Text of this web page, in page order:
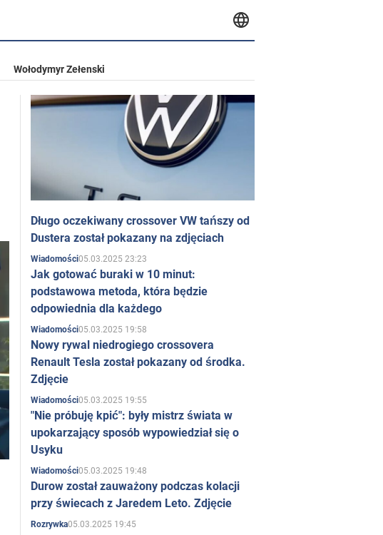
Wołodymyr Zełenski
Długo oczekiwany crossover VW tańszy od
Dustera został pokazany na zdjęciach
Wiadomości05.03.2025 23:23
Jak gotować buraki w 10 minut:
podstawowa metoda, która będzie
odpowiednia dla każdego
Wiadomości05.03.2025 19:58
Nowy rywal niedrogiego crossovera
Renault Tesla został pokazany od środka.
Zdjęcie
Wiadomości05.03.2025 19:55
"Nie próbuję kpić": były mistrz świata w
upokarzający sposób wypowiedział się o
Usyku
Wiadomości05.03.2025 19:48
Durow został zauważony podczas kolacji
przy świecach z Jaredem Leto. Zdjęcie
Rozrywka05.03.2025 19:45